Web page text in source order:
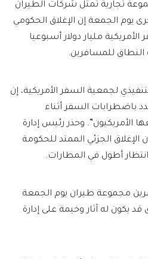
تجارية تمثل شركات الطيران
يوم الجمعة إن الإغلاق الحكومي
مليار دولار أسبوعيا
للمسافرين.
لجمعية السفر الأمريكية، إن
باضطرابات السفر أثناء
الأمريكيون”. وحذر رئيس إدارة
الجزئي الممتد للحكومة
أطول في المطارات.
مجموعة طيران يوم الجمعة
يكون له آثار وخيمة على إدارة